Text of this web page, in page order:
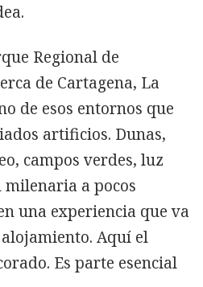
Regional de
de Cartagena, La
de esos entornos que
artificios. Dunas,
campos verdes, luz
a pocos
una experiencia que va
Aquí el
Es parte esencial